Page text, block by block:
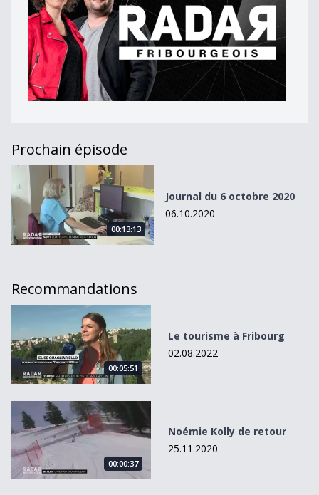
Prochain épisode
Journal du 6 octobre 2020
00:13:13
Journal du 6 octobre 2020
06.10.2020
Recommandations
Le tourisme à Fribourg
00:05:51
Le tourisme à Fribourg
02.08.2022
Noémie Kolly de retour
00:00:37
Noémie Kolly de retour
25.11.2020